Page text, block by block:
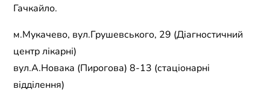
Гачкайло.
м.Мукачево, вул.Грушевського, 29 (Діагностичний
центр лікарні)
вул.А.Новака (Пирогова) 8-13 (стаціонарні
відділення)